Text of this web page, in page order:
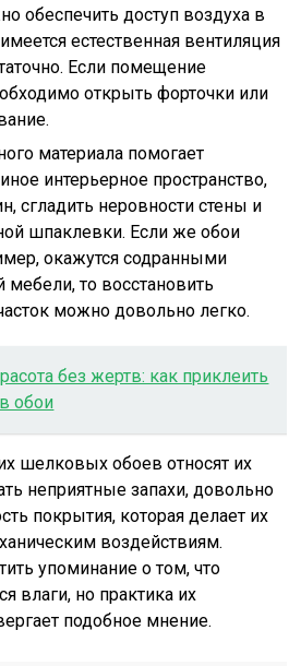
обеспечить доступ воздуха в
естественная вентиляция
Если помещение
открыть форточки или
материала помогает
интерьерное пространство,
сгладить неровности стены и
шпаклевки. Если же обои
окажутся содранными
мебели, то восстановить
можно довольно легко.
без жертв: как приклеить
обои
шелковых обоев относят их
неприятные запахи, довольно
покрытия, которая делает их
воздействиям.
упоминание о том, что
влаги, но практика их
подобное мнение.